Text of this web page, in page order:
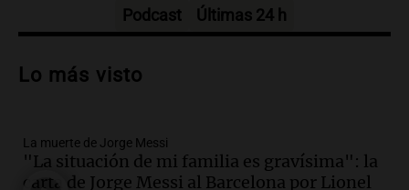
Audio.Trágico accidente en Mendoza:
vehículos desde un puente
Audio.Tragedia en Mendoza: un muerto
y cinco heridos tras caer dos autos desde
Podcast Últimas 24 h
Lo más visto
La muerte de Jorge Messi
"La situación de mi familia es gravísima": la
carta de Jorge Messi al Barcelona por Lionel